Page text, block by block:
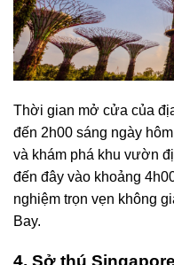
Thời gian mở cửa của
đến 2h00 sáng ngày
và khám phá khu vườn
đến đây vào khoảng
nghiệm trọn vẹn không
Bay.
4. Sở thú